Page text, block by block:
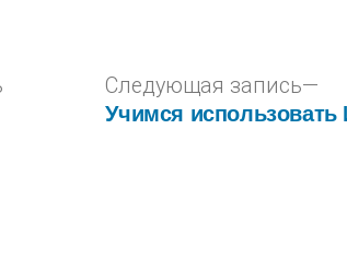
Следующая запись
Учимся использовать